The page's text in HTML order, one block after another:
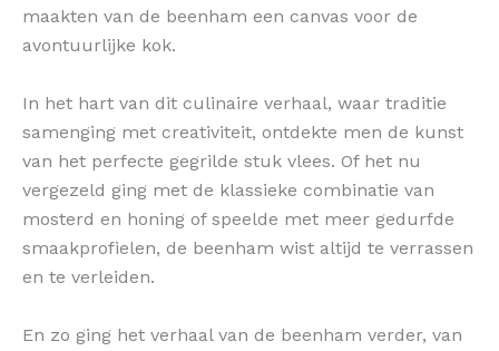
maakten van de beenham een canvas voor de
avontuurlijke kok.
In het hart van dit culinaire verhaal, waar traditie
samenging met creativiteit, ontdekte men de kunst
van het perfecte gegrilde stuk vlees. Of het nu
vergezeld ging met de klassieke combinatie van
mosterd en honing of speelde met meer gedurfde
smaakprofielen, de beenham wist altijd te verrassen
en te verleiden.
En zo ging het verhaal van de beenham verder, van